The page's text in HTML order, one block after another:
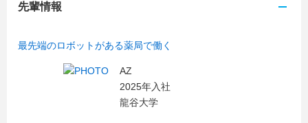
先輩情報
最先端のロボットがある薬局で働く
AZ
2025年入社
龍谷大学